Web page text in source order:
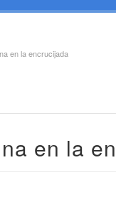
en la encrucijada
en la